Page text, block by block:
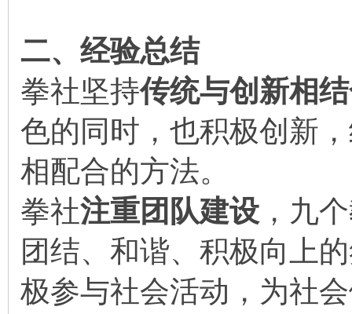
二、经验总结
拳社坚持传统与创新相
色的同时，也积极创新
相配合的方法。
拳社注重团队建设 ，九
团结、和谐、积极向上
极参与社会活动，为社